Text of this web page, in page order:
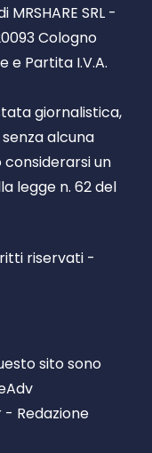
SRL -
Cologno
e Partita I.V.A.
giornalistica,
alcuna
un
legge n. 62 del
riservati -
sito sono
- Redazione